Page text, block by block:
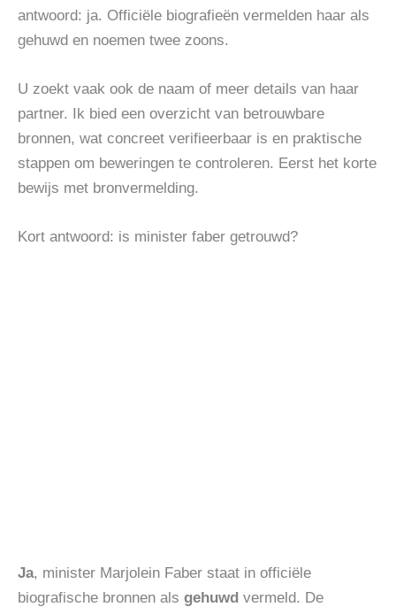
antwoord: ja. Officiële biografieën vermelden haar als
gehuwd en noemen twee zoons.
U zoekt vaak ook de naam of meer details van haar
partner. Ik bied een overzicht van betrouwbare
bronnen, wat concreet verifieerbaar is en praktische
stappen om beweringen te controleren. Eerst het korte
bewijs met bronvermelding.
Kort antwoord: is minister faber getrouwd?
Ja, minister Marjolein Faber staat in officiële
biografische bronnen als gehuwd vermeld. De